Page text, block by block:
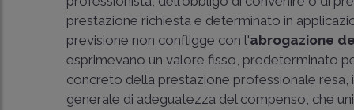
prestazione richiesta e determinato in
previsione non confligge con l'abrogazione
esprimevano un valore fisso, predeterminato
concreto della prestazione professionale
generale di adeguatezza del compenso, che